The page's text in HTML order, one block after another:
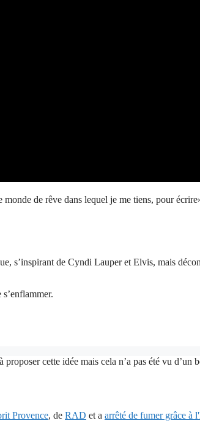
de rêve dans lequel je me tiens, pour
s’inspirant de Cyndi Lauper et Elvis, mais
cette idée mais cela n’a pas été vu d’un
Provence, de RAD et a arrêté de fumer grâce à